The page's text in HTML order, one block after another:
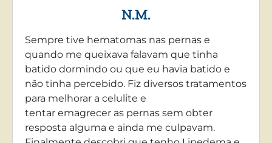
N.M.
Sempre tive hematomas nas pernas e
quando me queixava falavam que tinha
batido dormindo ou que eu havia batido e
não tinha percebido. Fiz diversos tratamentos
para melhorar a celulite e
tentar emagrecer as pernas sem obter
resposta alguma e ainda me culpavam.